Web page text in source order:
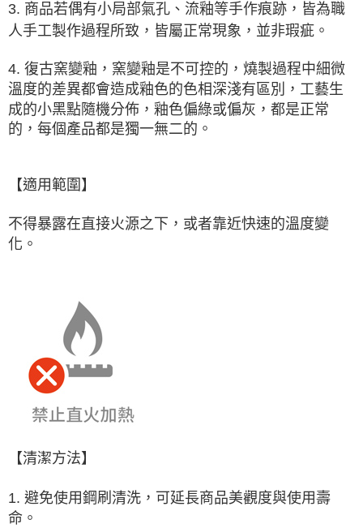
3. 商品若偶有小局部氣孔、流釉等手作痕跡，皆為職
人手工製作過程所致，皆屬正常現象，並非瑕疵。
4. 復古窯變釉，窯變釉是不可控的 ，燒製過程中細微
溫度的差異都會造成釉色的色相深淺有區別，工藝生
成的小黑點隨機分佈，釉色偏綠或偏灰，都是正常
的，每個產品都是獨一無二的。
【適用範圍】
不得暴露在直接火源之下，或者靠近快速的溫度變
化。
【清潔方法】
1. 避免使用鋼刷清洗，可延長商品美觀度與使用壽
命。